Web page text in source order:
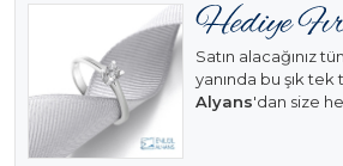
Satın alacağınız
yanında bu şık tek
Alyans'dan size